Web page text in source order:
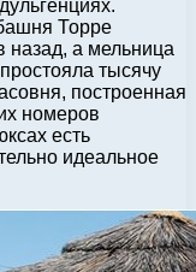
Торре
назад, а мельница
тысячу
построенная
номеров
есть
идеальное